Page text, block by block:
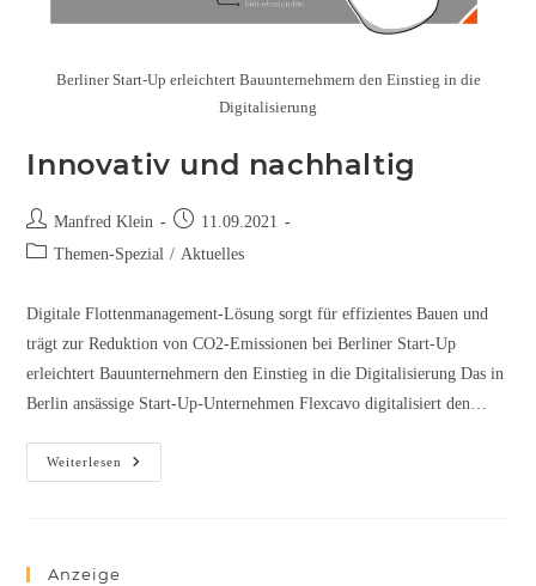
Berliner Start-Up erleichtert Bauunternehmern den Einstieg in die
Digitalisierung
Innovativ und nachhaltig
Manfred Klein
11.09.2021
Themen-Spezial / Aktuelles
Digitale Flottenmanagement-Lösung sorgt für effizientes Bauen und
trägt zur Reduktion von CO2-Emissionen bei Berliner Start-Up
erleichtert Bauunternehmern den Einstieg in die Digitalisierung Das in
Berlin ansässige Start-Up-Unternehmen Flexcavo digitalisiert den…
Weiterlesen
Anzeige